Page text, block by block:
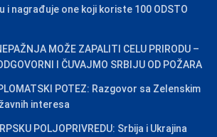
i nagrađuje one koji koriste 100 ODSTO
MOŽE ZAPALITI CELU PRIRODU –
I ČUVAJMO SRBIJU OD POŽARA
POTEZ: Razgovor sa Zelenskim
interesa
POLJOPRIVREDU: Srbija i Ukrajina